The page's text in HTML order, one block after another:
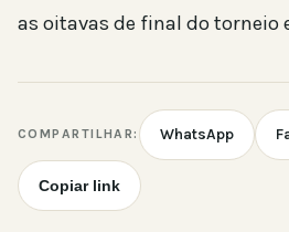
as oitavas de final do torneio
COMPARTILHAR: WhatsApp
Copiar link